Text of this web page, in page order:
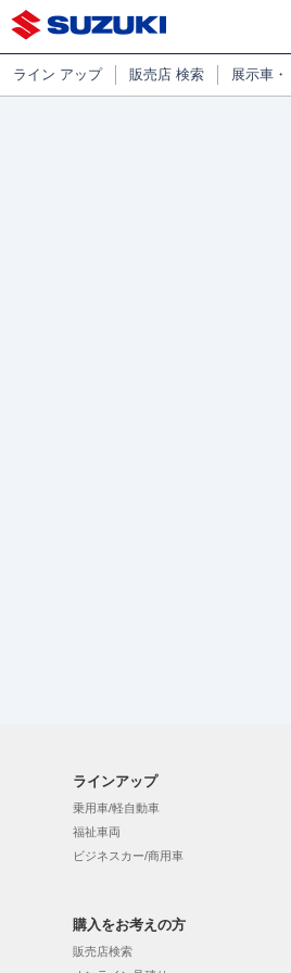
ライン アップ 販売店 検索 展示車・
ラインアップ
乗用車/軽自動車
福祉車両
ビジネスカー/商用車
購入をお考えの方
販売店検索